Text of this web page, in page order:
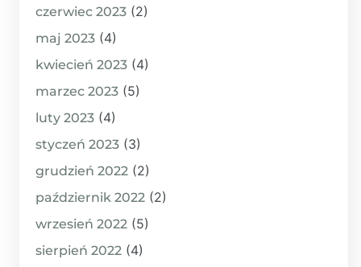
czerwiec 2023 (2)
maj 2023 (4)
kwiecień 2023 (4)
marzec 2023 (5)
luty 2023 (4)
styczeń 2023 (3)
grudzień 2022 (2)
październik 2022 (2)
wrzesień 2022 (5)
sierpień 2022 (4)